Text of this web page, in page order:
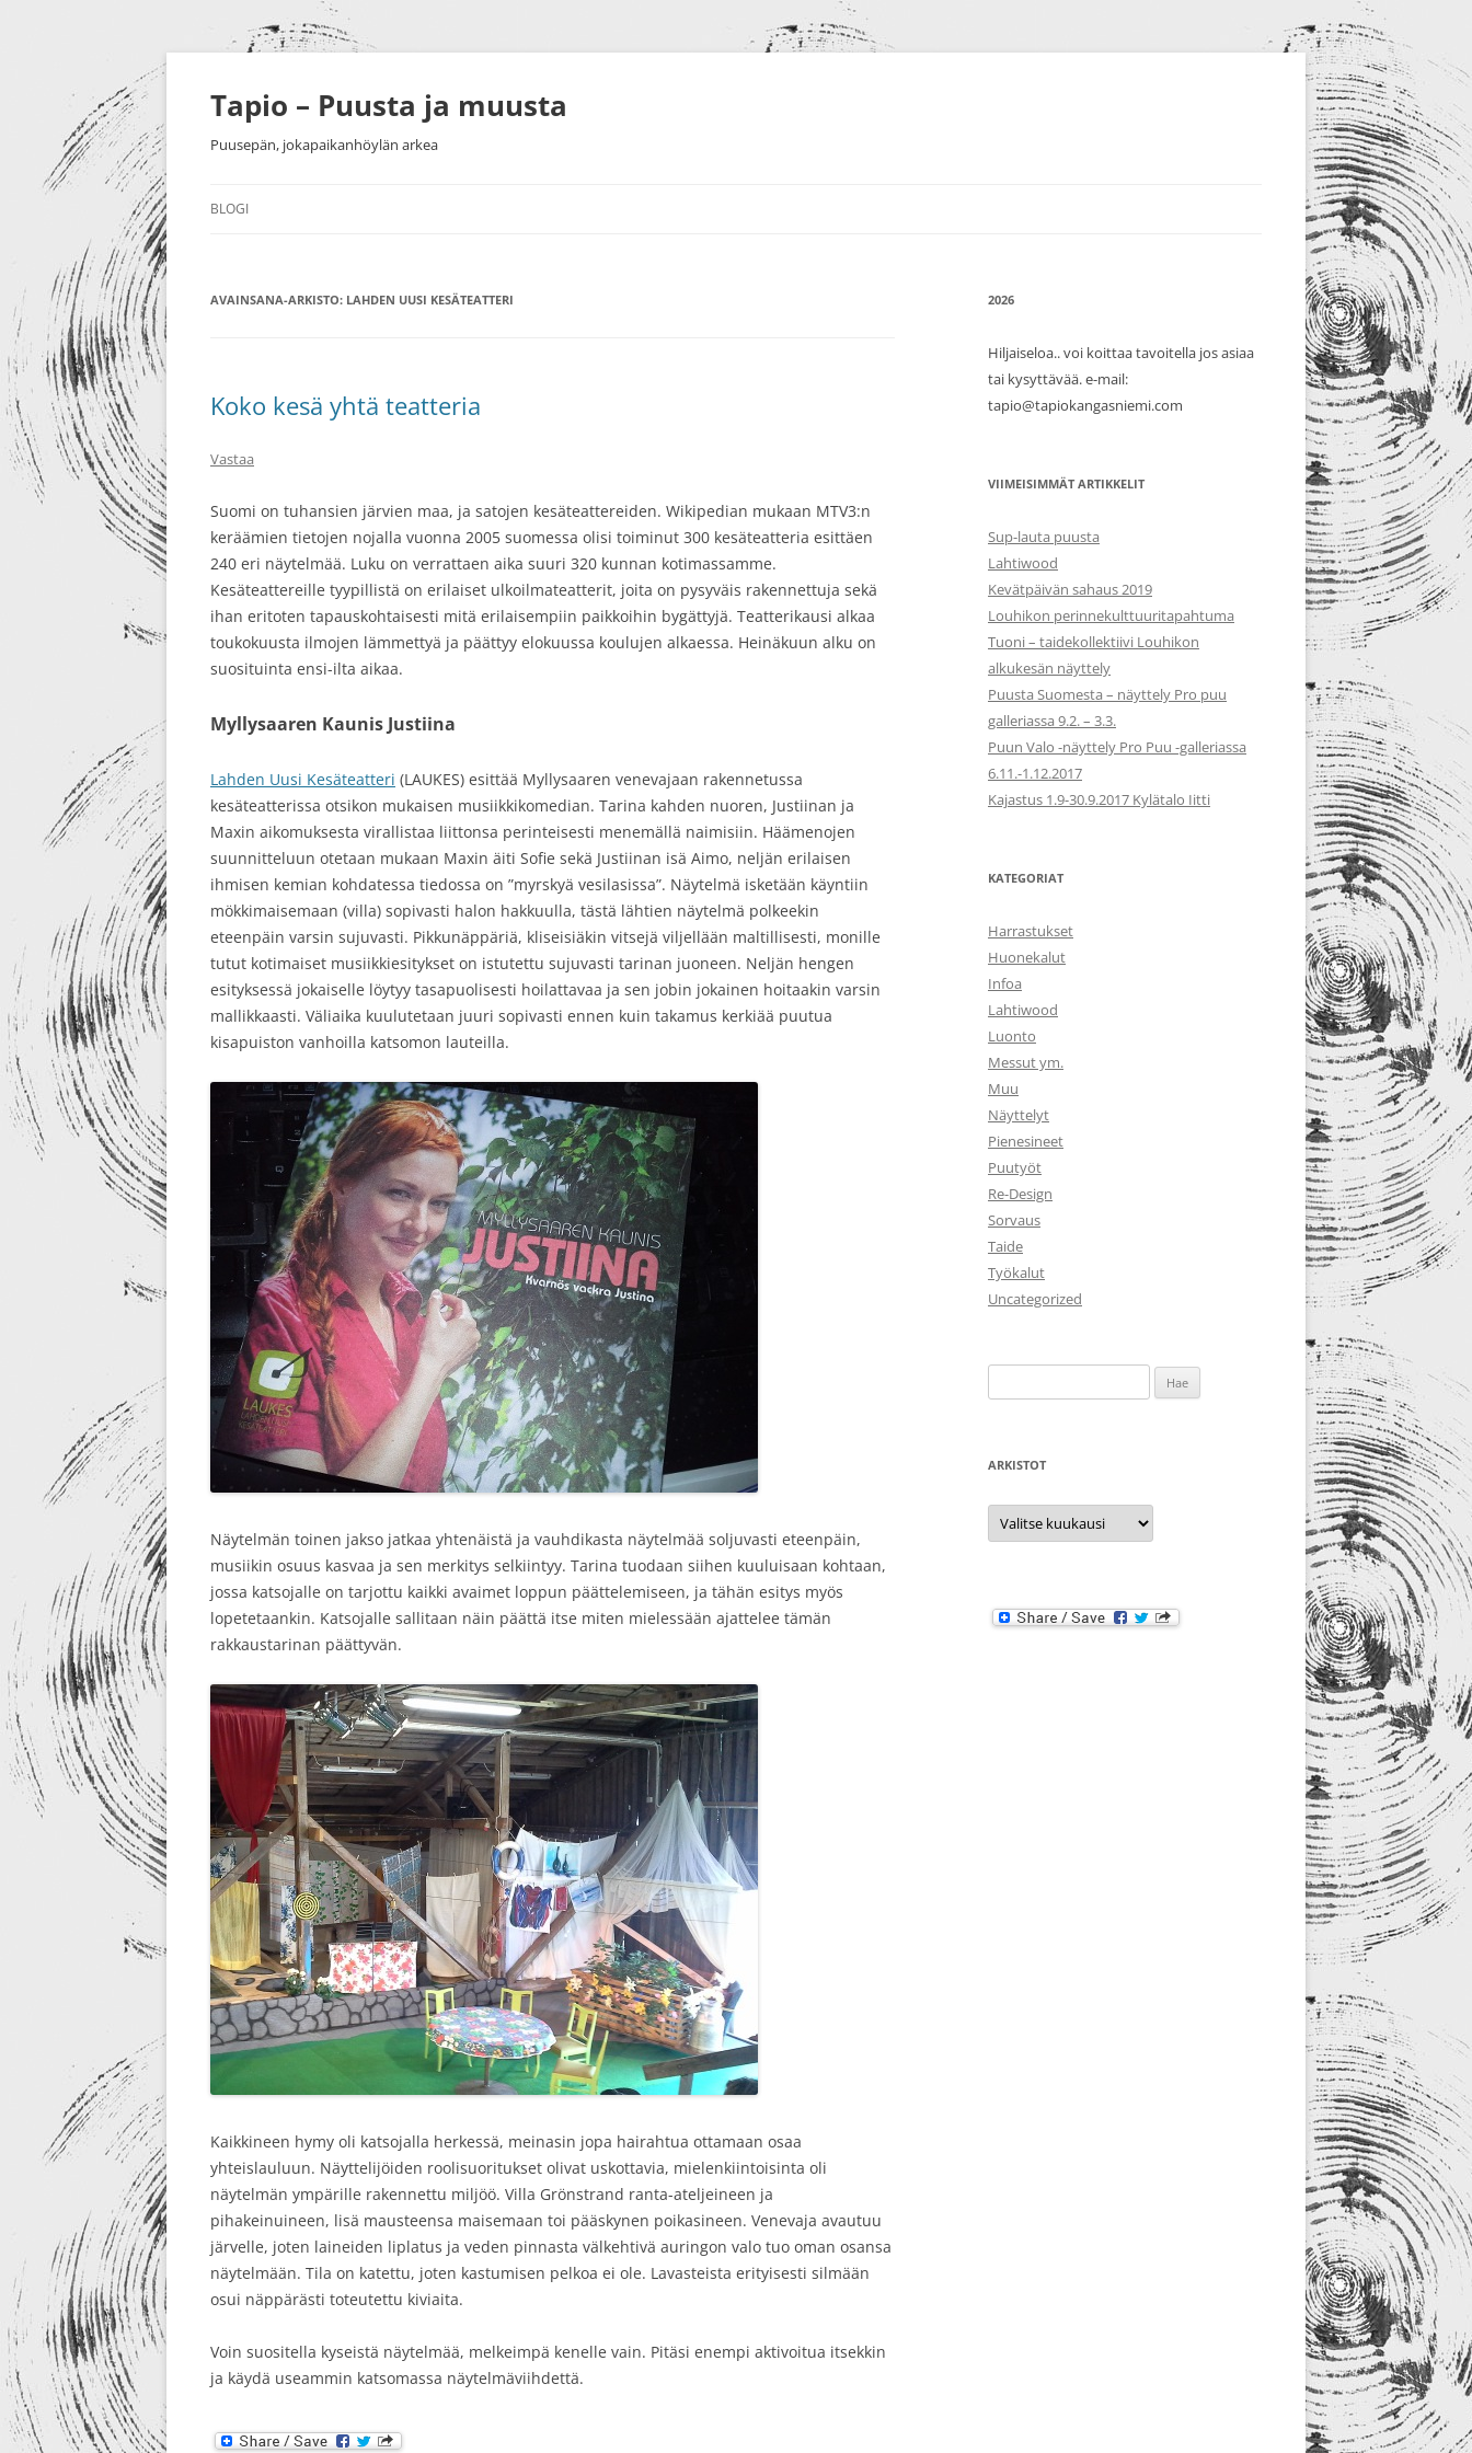
Siirry
Tapio – Puusta ja muusta
Puusepän, jokapaikanhöylän arkea
BLOGI
PUUTYÖT SORVAUS
AVAINSANA-ARKISTO: LAHDEN UUSI KESÄTEATTERI
Koko kesä yhtä teatteria
Vastaa
Suomi on tuhansien järvien maa, ja satojen kesäteattereiden. Wikipedian mukaan MTV3:n
keräämien tietojen nojalla vuonna 2005 suomessa olisi toiminut 300 kesäteatteria esittäen
240 eri näytelmää. Luku on verrattaen aika suuri 320 kunnan kotimassamme.
Kesäteattereille tyypillistä on erilaiset ulkoilmateatterit, joita on pysyväis rakennettuja sekä
ihan eritoten tapauskohtaisesti mitä erilaisempiin paikkoihin bygättyjä. Teatterikausi alkaa
toukokuusta ilmojen lämmettyä ja päättyy elokuussa koulujen alkaessa. Heinäkuun alku on
suosituinta ensi-ilta aikaa.
Myllysaaren Kaunis Justiina
Lahden Uusi Kesäteatteri (LAUKES) esittää Myllysaaren venevajaan rakennetussa
kesäteatterissa otsikon mukaisen musiikkikomedian. Tarina kahden nuoren, Justiinan ja
Maxin aikomuksesta virallistaa liittonsa perinteisesti menemällä naimisiin. Häämenojen
suunnitteluun otetaan mukaan Maxin äiti Sofie sekä Justiinan isä Aimo, neljän erilaisen
ihmisen kemian kohdatessa tiedossa on ”myrskyä vesilasissa”. Näytelmä isketään käyntiin
mökkimaisemaan (villa) sopivasti halon hakkuulla, tästä lähtien näytelmä polkeekin
eteenpäin varsin sujuvasti. Pikkunäppäriä, kliseisiäkin vitsejä viljellään maltillisesti, monille
tutut kotimaiset musiikkiesitykset on istutettu sujuvasti tarinan juoneen. Neljän hengen
esityksessä jokaiselle löytyy tasapuolisesti hoilattavaa ja sen jobin jokainen hoitaakin varsin
mallikkaasti. Väliaika kuulutetaan juuri sopivasti ennen kuin takamus kerkiää puutua
kisapuiston vanhoilla katsomon lauteilla.
Näytelmän toinen jakso jatkaa yhtenäistä ja vauhdikasta näytelmää soljuvasti eteenpäin,
musiikin osuus kasvaa ja sen merkitys selkiintyy. Tarina tuodaan siihen kuuluisaan kohtaan,
jossa katsojalle on tarjottu kaikki avaimet loppun päättelemiseen, ja tähän esitys myös
lopetetaankin. Katsojalle sallitaan näin päättä itse miten mielessään ajattelee tämän
rakkaustarinan päättyvän.
Kaikkineen hymy oli katsojalla herkessä, meinasin jopa hairahtua ottamaan osaa
yhteislauluun. Näyttelijöiden roolisuoritukset olivat uskottavia, mielenkiintoisinta oli
näytelmän ympärille rakennettu miljöö. Villa Grönstrand ranta-ateljeineen ja
pihakeinuineen, lisä mausteensa maisemaan toi pääskynen poikasineen. Venevaja avautuu
järvelle, joten laineiden liplatus ja veden pinnasta välkehtivä auringon valo tuo oman osansa
näytelmään. Tila on katettu, joten kastumisen pelkoa ei ole. Lavasteista erityisesti silmään
osui näppärästi toteutettu kiviaita.
Voin suositella kyseistä näytelmää, melkeimpä kenelle vain. Pitäsi enempi aktivoitua itsekkin
ja käydä useammin katsomassa näytelmäviihdettä.
2026
Hiljaiseloa.. voi koittaa tavoitella jos asiaa
tai kysyttävää. e-mail:
tapio@tapiokangasniemi.com
VIIMEISIMMÄT ARTIKKELIT
Sup-lauta puusta
Lahtiwood
Kevätpäivän sahaus 2019
Louhikon perinnekulttuuritapahtuma
Tuoni – taidekollektiivi Louhikon
alkukesän näyttely
Puusta Suomesta – näyttely Pro puu
galleriassa 9.2. – 3.3.
Puun Valo -näyttely Pro Puu -galleriassa
6.11.-1.12.2017
Kajastus 1.9-30.9.2017 Kylätalo Iitti
KATEGORIAT
Harrastukset
Huonekalut
Infoa
Lahtiwood
Luonto
Messut ym.
Muu
Näyttelyt
Pienesineet
Puutyöt
Re-Design
Sorvaus
Taide
Työkalut
Uncategorized
ARKISTOT
Arkistot